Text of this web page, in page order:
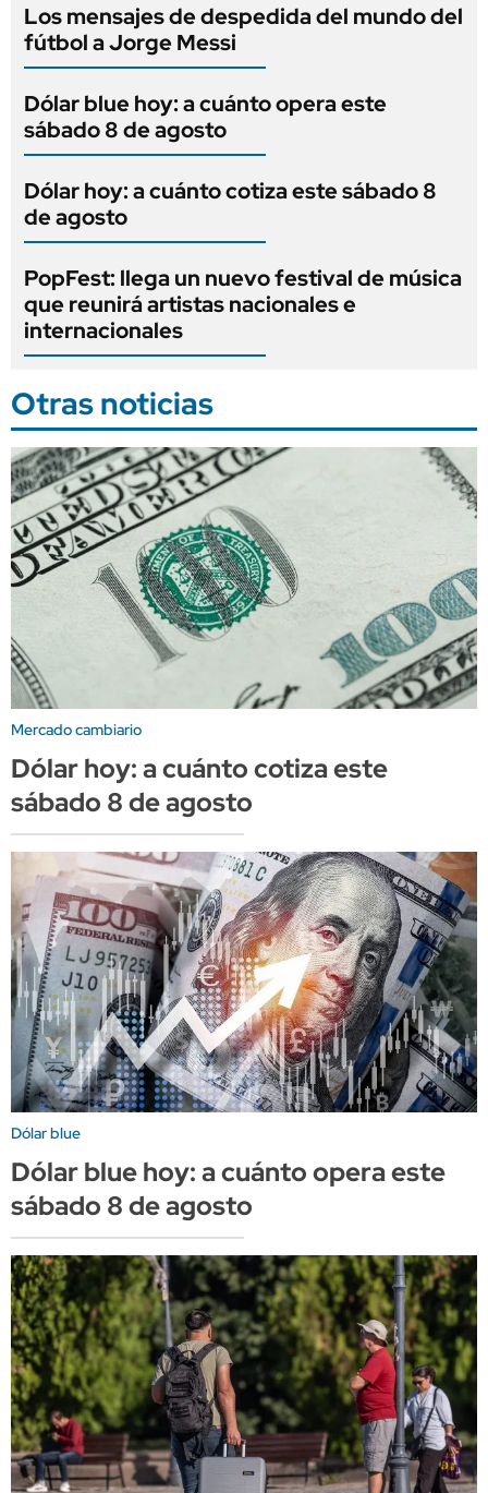
Los mensajes de despedida del mundo del
fútbol a Jorge Messi
Dólar blue hoy: a cuánto opera este
sábado 8 de agosto
Dólar hoy: a cuánto cotiza este sábado 8
de agosto
PopFest: llega un nuevo festival de música
que reunirá artistas nacionales e
internacionales
Otras noticias
Mercado cambiario
Dólar hoy: a cuánto cotiza este
sábado 8 de agosto
Dólar blue
Dólar blue hoy: a cuánto opera este
sábado 8 de agosto